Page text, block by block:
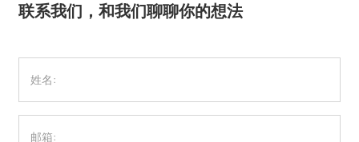
联系我们，和我们聊聊你的想法